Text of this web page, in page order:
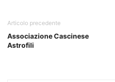
Articolo precedente
Associazione Cascinese
Astrofili